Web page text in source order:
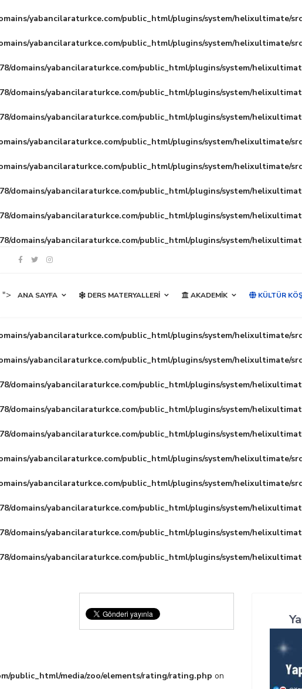
yabancilaraturkce.com/public_html/plugins/system/helixultimate/
yabancilaraturkce.com/public_html/plugins/system/helixultimate/
domains/yabancilaraturkce.com/public_html/plugins/system/
domains/yabancilaraturkce.com/public_html/plugins/system/
domains/yabancilaraturkce.com/public_html/plugins/system/
yabancilaraturkce.com/public_html/plugins/system/helixultimate/
yabancilaraturkce.com/public_html/plugins/system/helixultimate/
domains/yabancilaraturkce.com/public_html/plugins/system/
domains/yabancilaraturkce.com/public_html/plugins/system/
domains/yabancilaraturkce.com/public_html/plugins/system/
"> ANA SAYFA DERS MATERYALLERI AKADEMIK KÜLTÜR
yabancilaraturkce.com/public_html/plugins/system/helixultimate/
yabancilaraturkce.com/public_html/plugins/system/helixultimate/
domains/yabancilaraturkce.com/public_html/plugins/system/
domains/yabancilaraturkce.com/public_html/plugins/system/
domains/yabancilaraturkce.com/public_html/plugins/system/
yabancilaraturkce.com/public_html/plugins/system/helixultimate/
yabancilaraturkce.com/public_html/plugins/system/helixultimate/
domains/yabancilaraturkce.com/public_html/plugins/system/
domains/yabancilaraturkce.com/public_html/plugins/system/
domains/yabancilaraturkce.com/public_html/plugins/system/
public_html/media/zoo/elements/rating/rating.php on